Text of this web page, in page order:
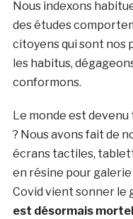
Nous indexons
des études
citoyens qui sont nos
les habitus,
conformons.
Le monde est
? Nous avons fait de
écrans tactiles,
en résine pour
Covid vient sonner le
est désormais